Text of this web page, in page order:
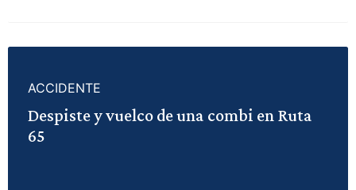
ACCIDENTE
Despiste y vuelco de una combi en Ruta
65